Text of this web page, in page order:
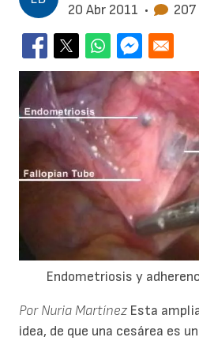
20 Abr 2011 •
Endometriosis y
Por Nuria Martínez Esta
idea, de que una cesárea es